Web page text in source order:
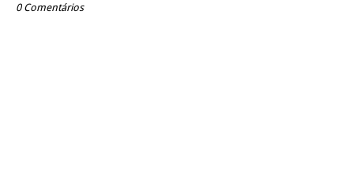
0 Comentários